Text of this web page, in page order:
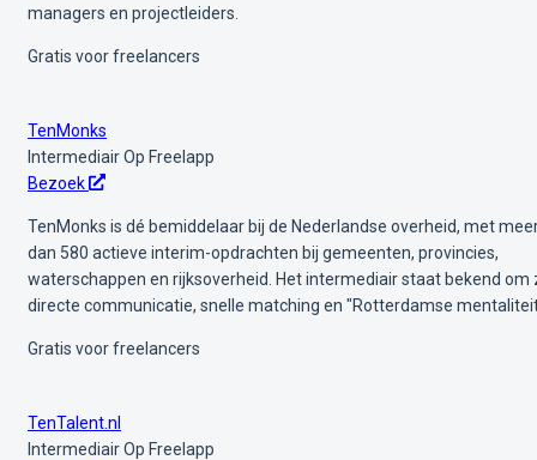
managers en projectleiders.
Gratis voor freelancers
TenMonks
IntermediairOp Freelapp
Bezoek
TenMonks is dé bemiddelaar bij de Nederlandse overheid, met
dan 580 actieve interim-opdrachten bij gemeenten, provincies,
waterschappen en rijksoverheid. Het intermediair staat bekend om
directe communicatie, snelle matching en "Rotterdamse
Gratis voor freelancers
TenTalent.nl
IntermediairOp Freelapp